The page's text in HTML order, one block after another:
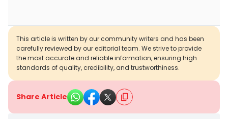
This article is written by our community writers and has been
carefully reviewed by our editorial team. We strive to provide
the most accurate and reliable information, ensuring high
standards of quality, credibility, and trustworthiness.
Share Article